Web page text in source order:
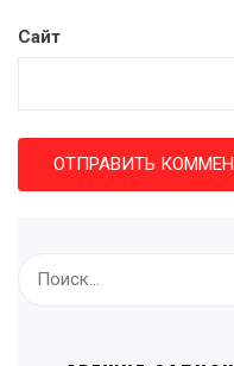
Сайт
Найти: